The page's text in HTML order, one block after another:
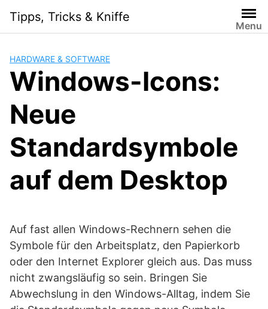
content
Tipps, Tricks & Kniffe
Menu
HARDWARE & SOFTWARE
Windows-Icons:
Neue
Standardsymbole
auf dem Desktop
Auf fast allen Windows-Rechnern sehen die
Symbole für den Arbeitsplatz, den Papierkorb
oder den Internet Explorer gleich aus. Das muss
nicht zwangsläufig so sein. Bringen Sie
Abwechslung in den Windows-Alltag, indem Sie